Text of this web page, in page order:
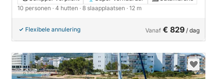
10 personen · 4 hutten · 8 slaapplaatsen · 12 m
Flexibele annulering Vanaf € 829 / dag